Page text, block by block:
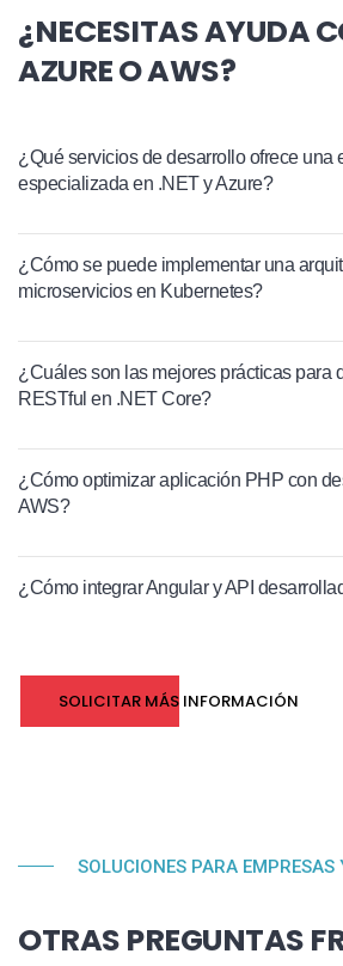
¿NECESITAS AYUDA
AZURE O AWS?
¿Qué servicios de desarrollo ofrece una
especializada en .NET y Azure?
¿Cómo se puede implementar una
microservicios en Kubernetes?
¿Cuáles son las mejores prácticas para
RESTful en .NET Core?
¿Cómo optimizar aplicación PHP con
AWS?
¿Cómo integrar Angular y API
SOLICITAR MÁS INFORMACIÓN
SOLUCIONES PARA EMPRESAS
OTRAS PREGUNTAS